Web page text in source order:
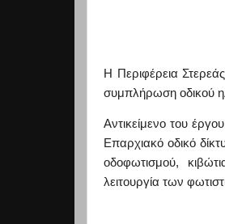
Η Περιφέρεια
συμπλήρωση οδικού
Αντικείμενο του
Επαρχιακό οδικό
οδοφωτισμού,
λειτουργία των